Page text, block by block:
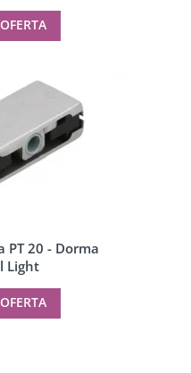
PT 20 - Dorma
Light